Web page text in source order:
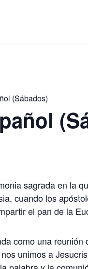
(Sábados)
sagrada en la
cuando los
el pan de la
como una
unimos a